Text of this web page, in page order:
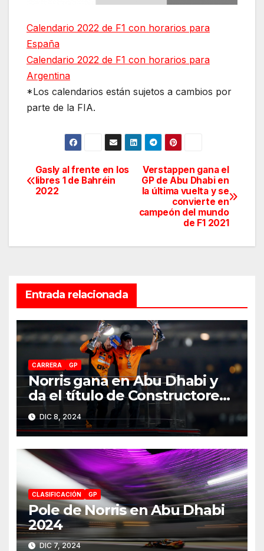
Calendario 2022 de F1 con horarios para
España
Calendario 2022 de F1 con horarios para
Argentina
*Los calendarios están sujetos a cambios por
parte de la FIA.
Navegación
de
Verstappen gana el
GP de Abu Dhabi en
la última vuelta y se
convierte en
campeón del mundo
de F1 2021
Gasly al frente en los
libres 1 de Bahréin
2022
Entrada relacionada
CARRERA GP
Norris gana en Abu Dhabi y
da el título de Constructores
2024 a McLaren
DIC 8, 2024
CLASIFICACIÓN GP
Pole de Norris en Abu Dhabi
2024
DIC 7, 2024